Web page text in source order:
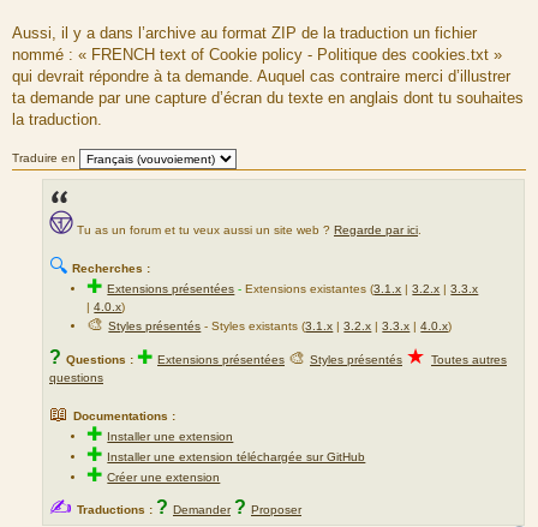
Aussi, il y a dans l’archive au format ZIP de la traduction un fichier
nommé : « FRENCH text of Cookie policy - Politique des cookies.txt »
qui devrait répondre à ta demande. Auquel cas contraire merci d’illustrer
ta demande par une capture d’écran du texte en anglais dont tu souhaites
la traduction.
Traduire en
Tu as un forum et tu veux aussi un site web ? Regarde par ici.
🔍 Recherches :
✚Extensions présentées - Extensions existantes (3.1.x |3.2.x |3.3.x
|4.0.x)
🎨Styles présentés - Styles existants (3.1.x |3.2.x |3.3.x |4.0.x)
? Questions : ✚ Extensions présentées 🎨 Styles présentés ★ Toutes autres
questions
📖 Documentations :
✚ Installer une extension
✚ Installer une extension téléchargée sur GitHub
✚Créer une extension
✍ Traductions : ? Demander ? Proposer